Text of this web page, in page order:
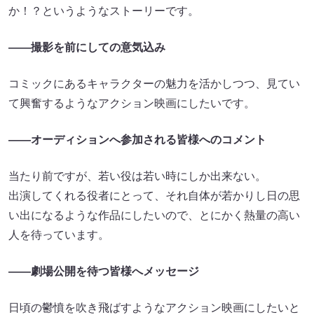
か！？というようなストーリーです。
――撮影を前にしての意気込み
コミックにあるキャラクターの魅力を活かしつつ、見てい
て興奮するようなアクション映画にしたいです。
――オーディションへ参加される皆様へのコメント
当たり前ですが、若い役は若い時にしか出来ない。
出演してくれる役者にとって、それ自体が若かりし日の思
い出になるような作品にしたいので、とにかく熱量の高い
人を待っています。
――劇場公開を待つ皆様へメッセージ
日頃の鬱憤を吹き飛ばすようなアクション映画にしたいと